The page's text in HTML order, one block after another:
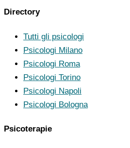
Directory
Tutti gli psicologi
Psicologi Milano
Psicologi Roma
Psicologi Torino
Psicologi Napoli
Psicologi Bologna
Psicoterapie